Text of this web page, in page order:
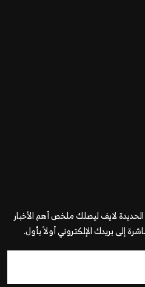
لايف ليصلك ملخص أهم الأخبار
إلى بريدك الإلكتروني أولاً بأول.